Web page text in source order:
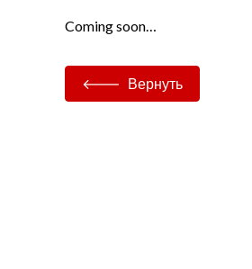
Coming soon…
Вернуть